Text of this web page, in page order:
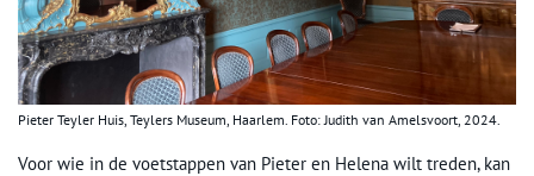
Pieter Teyler Huis, Teylers Museum, Haarlem. Foto: Judith van Amelsvoort, 2024.
Voor wie in de voetstappen van Pieter en Helena wilt treden, kan